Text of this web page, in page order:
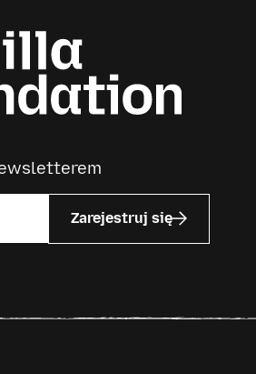
Zarejestruj się